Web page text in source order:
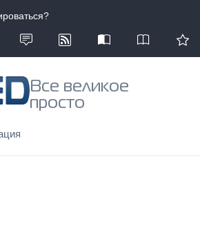
Все великое
просто